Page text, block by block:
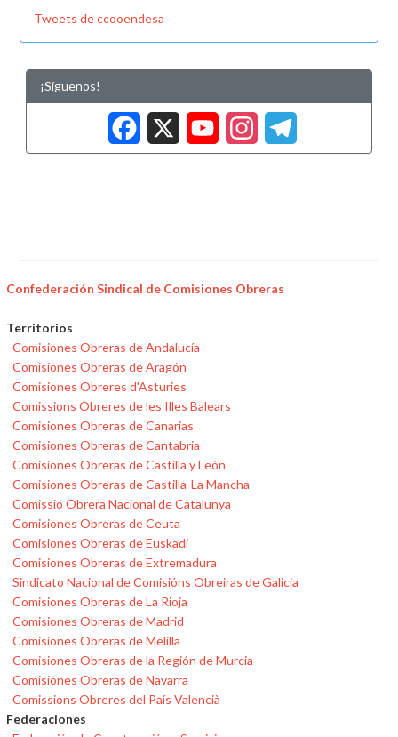
Tweets de ccooendesa
¡Síguenos!
Facebook
X
Confederación Sindical de Comisiones Obreras
Territorios
Comisiones Obreras de Andalucía
Comisiones Obreras de Aragón
Comisiones Obreres d'Asturies
Comissions Obreres de les Illes Balears
Comisiones Obreras de Canarias
Comisiones Obreras de Cantabria
Comisiones Obreras de Castilla y León
Comisiones Obreras de Castilla-La Mancha
Comissió Obrera Nacional de Catalunya
Comisiones Obreras de Ceuta
Comisiones Obreras de Euskadi
Comisiones Obreras de Extremadura
Sindicato Nacional de Comisións Obreiras de Galicia
Comisiones Obreras de La Rioja
Comisiones Obreras de Madrid
Comisiones Obreras de Melilla
Comisiones Obreras de la Región de Murcia
Comisiones Obreras de Navarra
Comissions Obreres del País Valencià
Federaciones